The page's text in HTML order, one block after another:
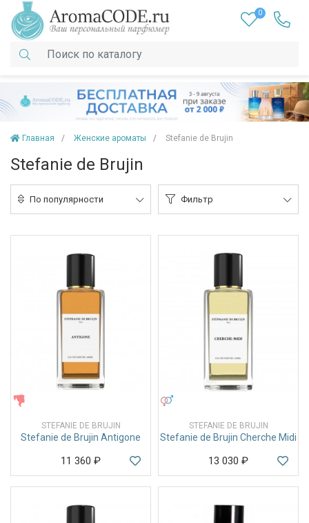
0
Главная Женские ароматы Stefanie de Brujin
Stefanie de Brujin
По популярности Фильтр
STEFANIE DE BRUJIN
Stefanie de Brujin Antigone
11 360 ₽
STEFANIE DE BRUJIN
Stefanie de Brujin Cherche Midi
13 030 ₽